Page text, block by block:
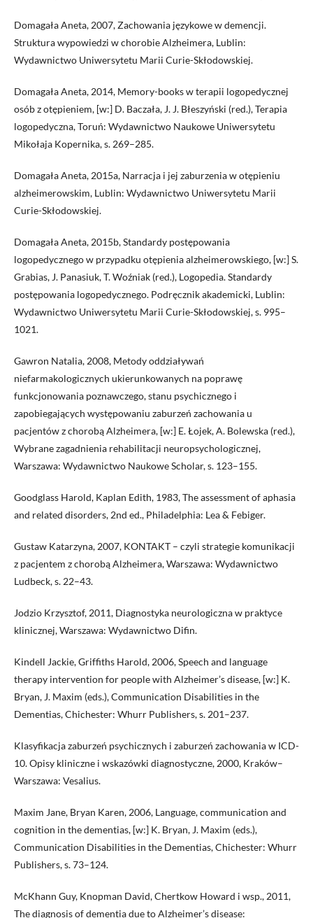
Domagała Aneta, 2007, Zachowania językowe w demencji.
Struktura wypowiedzi w chorobie Alzheimera, Lublin:
Wydawnictwo Uniwersytetu Marii Curie-Skłodowskiej.
Domagała Aneta, 2014, Memory-books w terapii logopedycznej
osób z otępieniem, [w:] D. Baczała, J. J. Błeszyński (red.), Terapia
logopedyczna, Toruń: Wydawnictwo Naukowe Uniwersytetu
Mikołaja Kopernika, s. 269–285.
Domagała Aneta, 2015a, Narracja i jej zaburzenia w otępieniu
alzheimerowskim, Lublin: Wydawnictwo Uniwersytetu Marii
Curie-Skłodowskiej.
Domagała Aneta, 2015b, Standardy postępowania
logopedycznego w przypadku otępienia alzheimerowskiego, [w:] S.
Grabias, J. Panasiuk, T. Woźniak (red.), Logopedia. Standardy
postępowania logopedycznego. Podręcznik akademicki, Lublin:
Wydawnictwo Uniwersytetu Marii Curie-Skłodowskiej, s. 995–
1021.
Gawron Natalia, 2008, Metody oddziaływań
niefarmakologicznych ukierunkowanych na poprawę
funkcjonowania poznawczego, stanu psychicznego i
zapobiegających występowaniu zaburzeń zachowania u
pacjentów z chorobą Alzheimera, [w:] E. Łojek, A. Bolewska (red.),
Wybrane zagadnienia rehabilitacji neuropsychologicznej,
Warszawa: Wydawnictwo Naukowe Scholar, s. 123–155.
Goodglass Harold, Kaplan Edith, 1983, The assessment of aphasia
and related disorders, 2nd ed., Philadelphia: Lea & Febiger.
Gustaw Katarzyna, 2007, KONTAKT – czyli strategie komunikacji
z pacjentem z chorobą Alzheimera, Warszawa: Wydawnictwo
Ludbeck, s. 22–43.
Jodzio Krzysztof, 2011, Diagnostyka neurologiczna w praktyce
klinicznej, Warszawa: Wydawnictwo Difin.
Kindell Jackie, Griffiths Harold, 2006, Speech and language
therapy intervention for people with Alzheimer’s disease, [w:] K.
Bryan, J. Maxim (eds.), Communication Disabilities in the
Dementias, Chichester: Whurr Publishers, s. 201–237.
Klasyfikacja zaburzeń psychicznych i zaburzeń zachowania w ICD-
10. Opisy kliniczne i wskazówki diagnostyczne, 2000, Kraków–
Warszawa: Vesalius.
Maxim Jane, Bryan Karen, 2006, Language, communication and
cognition in the dementias, [w:] K. Bryan, J. Maxim (eds.),
Communication Disabilities in the Dementias, Chichester: Whurr
Publishers, s. 73–124.
McKhann Guy, Knopman David, Chertkow Howard i wsp., 2011,
The diagnosis of dementia due to Alzheimer’s disease: